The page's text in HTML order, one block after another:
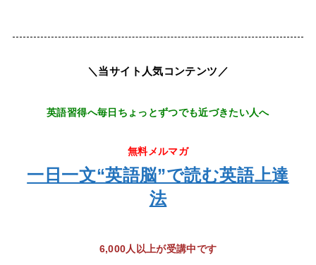
＼当サイト人気コンテンツ／
英語習得へ毎日ちょっとずつでも近づきたい人へ
無料メルマガ
一日一文“英語脳”で読む英語上達
法
6,000人以上が受講中です